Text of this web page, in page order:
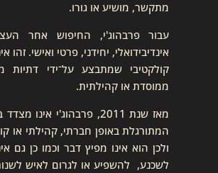
מתקשר, מושיע או גורו.
עבור פרבהוג'י, החיפוש אחר
אינדיבידואלי, יחידני, פרטי ואישי. זהו
קולקטיבי שמתבצע על־ידי דתיות
ממוסדת או קהילתית.
מאז שנת 2011, פרבהוג'י אינו
המתורגלת באופן חברתי, קהילתי או
ולכן הוא אינו מפיץ דבר וכמו כן גם
לשכנע, להשפיע או לגרום לאיש